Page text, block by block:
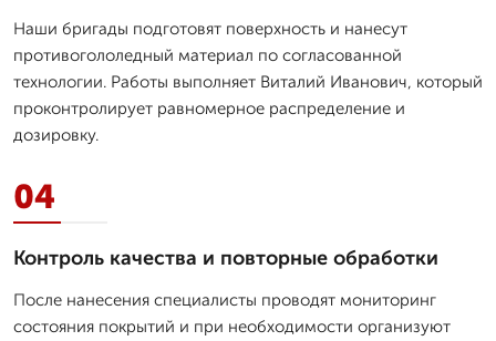
Наши бригады подготовят поверхность и нанесут
противогололедный материал по согласованной
технологии. Работы выполняет Виталий Иванович, который
проконтролирует равномерное распределение и
дозировку.
04
Контроль качества и повторные обработки
После нанесения специалисты проводят мониторинг
состояния покрытий и при необходимости организуют